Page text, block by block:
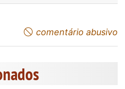
appreciate
comentário abusivo